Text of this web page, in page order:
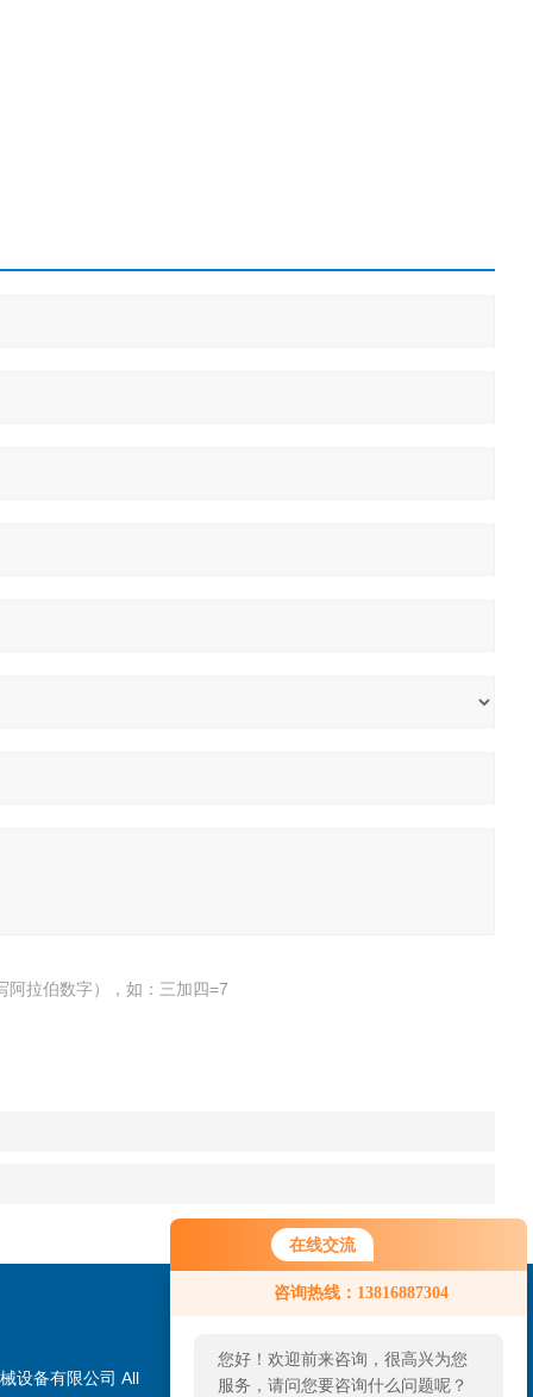
在线交流
咨询热线：13816887304
您好！欢迎前来咨询，很高兴为您
服务，请问您要咨询什么问题呢？
阿拉伯数字），如：三加四=7
设备有限公司 All